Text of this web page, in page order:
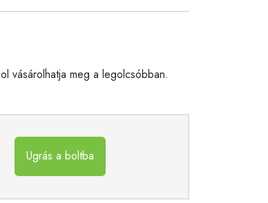
vásárolhatja meg a legolcsóbban.
Ugrás a boltba